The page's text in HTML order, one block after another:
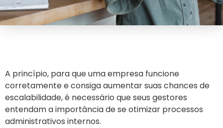
A princípio, para que uma empresa funcione
corretamente e consiga aumentar suas chances de
escalabilidade, é necessário que seus gestores
entendam a importância de se otimizar processos
administrativos internos.